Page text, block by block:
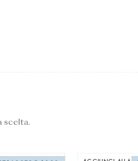
scelta.